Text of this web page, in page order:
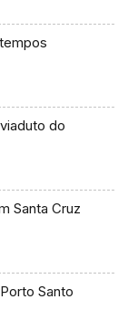
do
Santa Cruz
Santo